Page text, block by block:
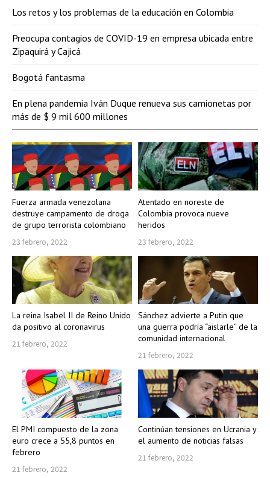
Fuerza armada venezolana
destruye campamento de droga
de grupo terrorista colombiano
23 febrero, 2022
Atentado en noreste de
Colombia provoca nueve
heridos
23 febrero, 2022
La reina Isabel II de Reino Unido
da positivo al coronavirus
21 febrero, 2022
Sánchez advierte a Putin que
una guerra podría “aislarle” de la
comunidad internacional
21 febrero, 2022
El PMI compuesto de la zona
euro crece a 55,8 puntos en
febrero
21 febrero, 2022
Continúan tensiones en Ucrania y
el aumento de noticias falsas
21 febrero, 2022
Los retos y los problemas de la educación en Colombia
Preocupa contagios de COVID-19 en empresa ubicada entre
Zipaquirá y Cajicá
Bogotá fantasma
En plena pandemia Iván Duque renueva sus camionetas por
más de $ 9 mil 600 millones